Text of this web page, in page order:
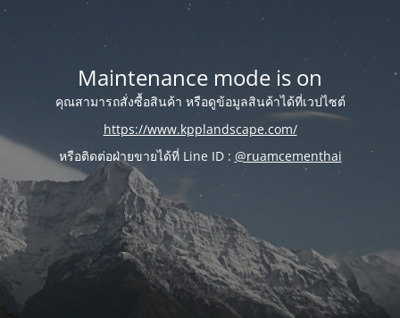
Maintenance mode is on
คุณสามารถสั่งซื้อสินค้า หรือดูข้อมูลสินค้าได้ที่เวปไซต์
https://www.kpplandscape.com/
หรือติดต่อฝ่ายขายได้ที่ Line ID : @ruamcementhai